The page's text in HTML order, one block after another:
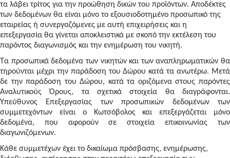
τα λάβει τρίτος για την προώθηση δικών του προϊόντων. Αποδέκτες
των δεδομένων θα είναι μόνο το εξουσιοδοτημένο προσωπικό της
εταιρείας ή συνεργαζόμενες με αυτή επιχειρήσεις και η
επεξεργασία θα γίνεται αποκλειστικά με σκοπό την εκτέλεση του
παρόντος διαγωνισμός και την ενημέρωση του νικητή.
Τα προσωπικά δεδομένα των νικητών και των αναπληρωματικών θα
τηρούνται μέχρι την παράδοση του Δώρου κατά τα ανωτέρω. Μετά
δε την παράδοση του Δώρου, κατά τα οριζόμενα στους παρόντες
Αναλυτικούς Όρους, τα σχετικά στοιχεία θα διαγράφονται.
Υπεύθυνος Επεξεργασίας των προσωπικών δεδομένων των
συμμετεχόντων είναι ο Κωτσόβολος και επεξεργάζεται μόνο
δεδομένα, που αφορούν σε στοιχεία επικοινωνίας των
διαγωνιζόμενων.
Κάθε συμμετέχων έχει το δικαίωμα πρόσβασης, ενημέρωσης,